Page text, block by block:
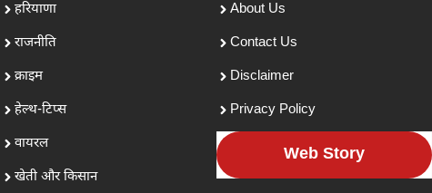
हरियाणा
राजनीति
क्राइम
हेल्थ-टिप्स
वायरल
खेती और किसान
About Us
Contact Us
Disclaimer
Privacy Policy
Web Story